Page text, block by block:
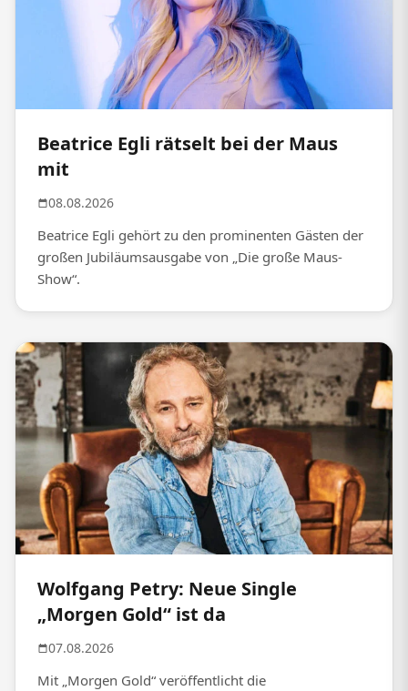
Beatrice Egli rätselt bei der Maus
mit
08.08.2026
Beatrice Egli gehört zu den prominenten Gästen der
großen Jubiläumsausgabe von „Die große Maus-
Show“.
Wolfgang Petry: Neue Single
„Morgen Gold“ ist da
07.08.2026
Mit „Morgen Gold“ veröffentlicht die